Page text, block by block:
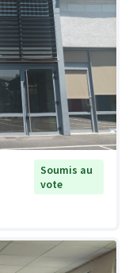
Soumis au
vote